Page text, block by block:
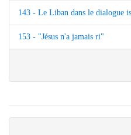
143 - Le Liban dans le dialogue
153 - "Jésus n'a jamais ri"